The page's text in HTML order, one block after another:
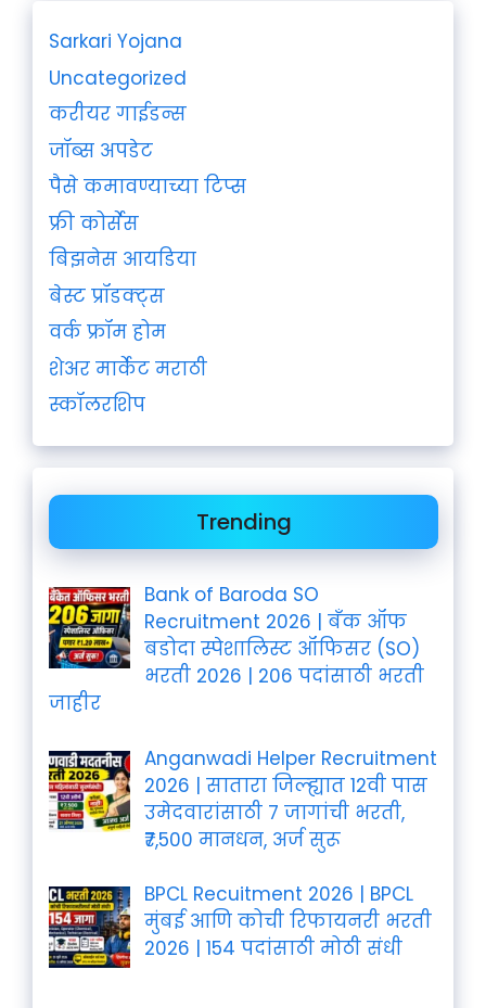
Sarkari Yojana
Uncategorized
करीयर गाईडन्स
जॉब्स अपडेट
पैसे कमावण्याच्या टिप्स
फ्री कोर्सेस
बिझनेस आयडिया
बेस्ट प्रॉडक्ट्स
वर्क फ्रॉम होम
शेअर मार्केट मराठी
स्कॉलरशिप
Trending
Bank of Baroda SO
Recruitment 2026 | बँक ऑफ
बडोदा स्पेशालिस्ट ऑफिसर (SO)
भरती 2026 | 206 पदांसाठी भरती
जाहीर
Anganwadi Helper Recruitment
2026 | सातारा जिल्ह्यात 12वी पास
उमेदवारांसाठी 7 जागांची भरती,
₹7,500 मानधन, अर्ज सुरू
BPCL Recuitment 2026 | BPCL
मुंबई आणि कोची रिफायनरी भरती
2026 | 154 पदांसाठी मोठी संधी